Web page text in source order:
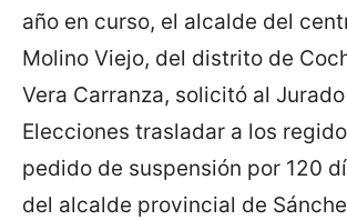
año en curso, el alcalde del
Molino Viejo, del distrito de
Vera Carranza, solicitó al
Elecciones trasladar a los
pedido de suspensión por 120
del alcalde provincial de